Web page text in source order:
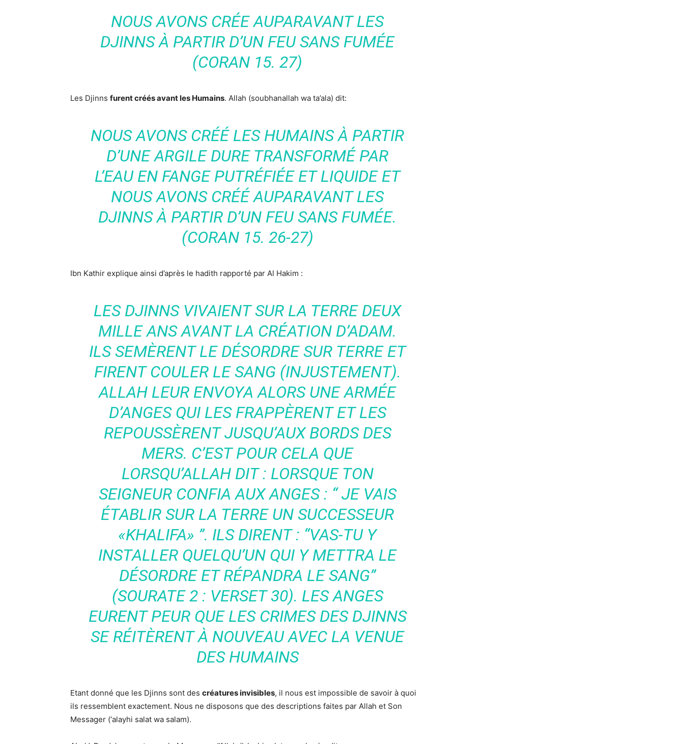
NOUS AVONS CRÉE AUPARAVANT LES
DJINNS À PARTIR D’UN FEU SANS FUMÉE
(CORAN 15. 27)
Les Djinns furent créés avant les Humains. Allah (soubhanallah wa ta’ala) dit:
NOUS AVONS CRÉÉ LES HUMAINS À PARTIR
D’UNE ARGILE DURE TRANSFORMÉ PAR
L’EAU EN FANGE PUTRÉFIÉE ET LIQUIDE ET
NOUS AVONS CRÉÉ AUPARAVANT LES
DJINNS À PARTIR D’UN FEU SANS FUMÉE.
(CORAN 15. 26-27)
Ibn Kathir explique ainsi d’après le hadith rapporté par Al Hakim :
LES DJINNS VIVAIENT SUR LA TERRE DEUX
MILLE ANS AVANT LA CRÉATION D’ADAM.
ILS SEMÈRENT LE DÉSORDRE SUR TERRE ET
FIRENT COULER LE SANG (INJUSTEMENT).
ALLAH LEUR ENVOYA ALORS UNE ARMÉE
D’ANGES QUI LES FRAPPÈRENT ET LES
REPOUSSÈRENT JUSQU’AUX BORDS DES
MERS. C’EST POUR CELA QUE
LORSQU’ALLAH DIT : LORSQUE TON
SEIGNEUR CONFIA AUX ANGES : “ JE VAIS
ÉTABLIR SUR LA TERRE UN SUCCESSEUR
«KHALIFA» ”. ILS DIRENT : “VAS-TU Y
INSTALLER QUELQU’UN QUI Y METTRA LE
DÉSORDRE ET RÉPANDRA LE SANG”
(SOURATE 2 : VERSET 30). LES ANGES
EURENT PEUR QUE LES CRIMES DES DJINNS
SE RÉITÈRENT À NOUVEAU AVEC LA VENUE
DES HUMAINS
Etant donné que les Djinns sont des créatures invisibles, il nous est impossible de savoir à quoi
ils ressemblent exactement. Nous ne disposons que des descriptions faites par Allah et Son
Messager (‘alayhi salat wa salam).